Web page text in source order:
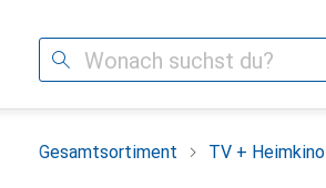
Suche
Gesamtsortiment TV + Heimkino